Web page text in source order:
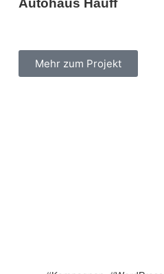
Autohaus Hauff
Mehr zum Projekt